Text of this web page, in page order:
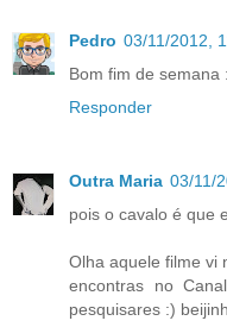
Pedro 03/11/2012,
Bom fim de semana
Responder
Outra Maria 03/11/
pois o cavalo é que
Olha aquele filme vi
encontras no
pesquisares :)